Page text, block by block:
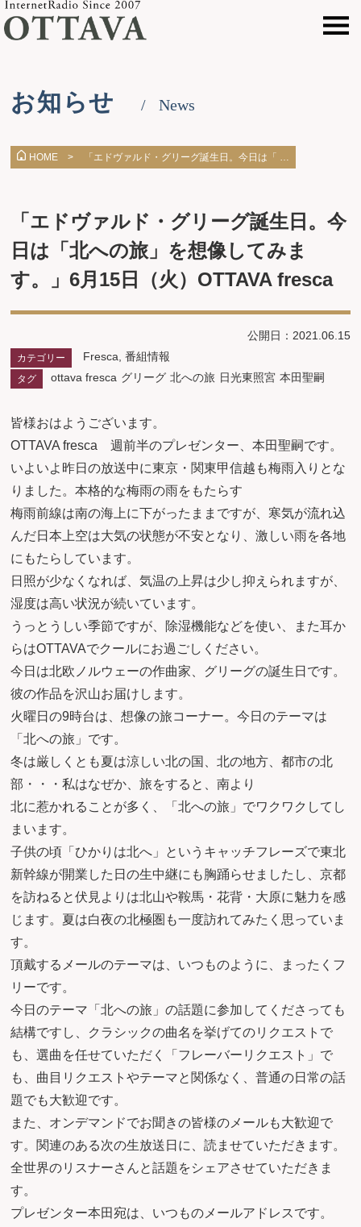
お知らせ News
HOME > 「エドヴァルド・グリーグ誕生日。今日は「 …
「エドヴァルド・グリーグ誕生日。今
日は「北への旅」を想像してみま
す。」6月15日（火）OTTAVA fresca
公開日：2021.06.15
カテゴリー Fresca ,番組情報
タグ ottava fresca グリーグ 北への旅 日光東照宮 本田聖嗣
皆様おはようございます。
OTTAVA fresca 週前半のプレゼンター、本田聖嗣です。
いよいよ昨日の放送中に東京・関東甲信越も梅雨入りとな
りました。本格的な梅雨の雨をもたらす
梅雨前線は南の海上に下がったままですが、寒気が流れ込
んだ日本上空は大気の状態が不安となり、激しい雨を各地
にもたらしています。
日照が少なくなれば、気温の上昇は少し抑えられますが、
湿度は高い状況が続いています。
うっとうしい季節ですが、除湿機能などを使い、また耳か
らはOTTAVAでクールにお過ごしください。
今日は北欧ノルウェーの作曲家、グリーグの誕生日です。
彼の作品を沢山お届けします。
火曜日の9時台は、想像の旅コーナー。今日のテーマは
「北への旅」です。
冬は厳しくとも夏は涼しい北の国、北の地方、都市の北
部・・・私はなぜか、旅をすると、南より
北に惹かれることが多く、「北への旅」でワクワクしてし
まいます。
子供の頃「ひかりは北へ」というキャッチフレーズで東北
新幹線が開業した日の生中継にも胸踊らせましたし、京都
を訪ねると伏見よりは北山や鞍馬・花背・大原に魅力を感
じます。夏は白夜の北極圏も一度訪れてみたく思っていま
す。
頂戴するメールのテーマは、いつものように、まったくフ
リーです。
今日のテーマ「北への旅」の話題に参加してくださっても
結構ですし、クラシックの曲名を挙げてのリクエストで
も、選曲を任せていただく「フレーバーリクエスト」で
も、曲目リクエストやテーマと関係なく、普通の日常の話
題でも大歓迎です。
また、オンデマンドでお聞きの皆様のメールも大歓迎で
す。関連のある次の生放送日に、読ませていただきます。
全世界のリスナーさんと話題をシェアさせていただきま
す。
プレゼンター本田宛は、いつものメールアドレスです。